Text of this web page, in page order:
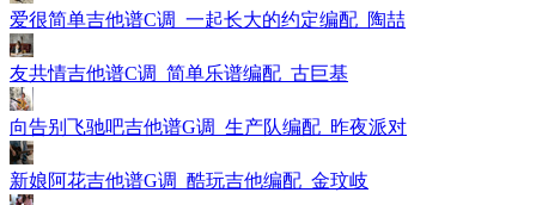
爱很简单吉他谱C调_一起长大的约定编配_陶喆
友共情吉他谱C调_简单乐谱编配_古巨基
向告别飞驰吧吉他谱G调_生产队编配_昨夜派对
新娘阿花吉他谱G调_酷玩吉他编配_金玟岐